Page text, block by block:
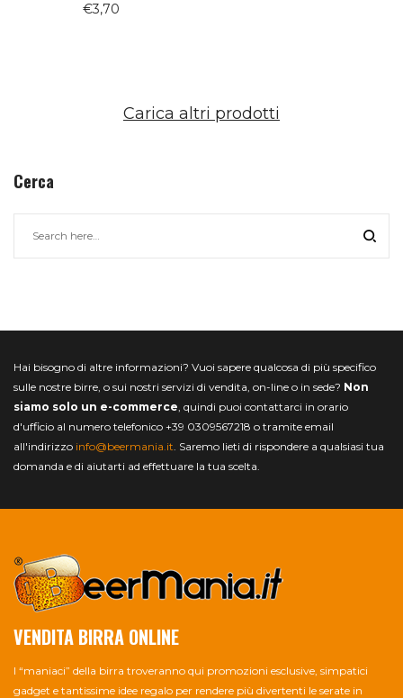
5.00
€3,70
Carica altri prodotti
Cerca
Hai bisogno di altre informazioni? Vuoi sapere qualcosa di più specifico
sulle nostre birre, o sui nostri servizi di vendita, on-line o in sede? Non
siamo solo un e-commerce, quindi puoi contattarci in orario
d'ufficio al numero telefonico +39 0309567218 o tramite email
all'indirizzo info@beermania.it. Saremo lieti di rispondere a qualsiasi tua
domanda e di aiutarti ad effettuare la tua scelta.
VENDITA BIRRA ONLINE
I “maniaci” della birra troveranno qui promozioni esclusive, simpatici
gadget e tantissime idee regalo per rendere più divertenti le serate in